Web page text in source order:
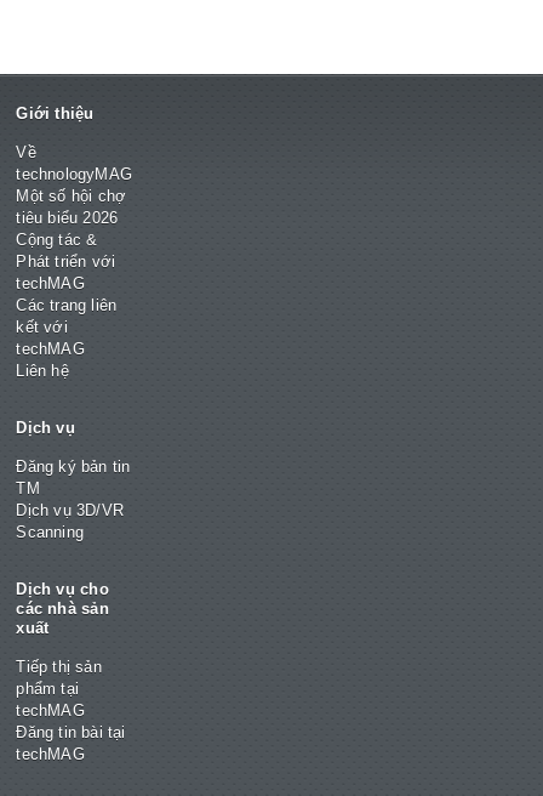
Giới thiệu
Về
technologyMAG
Một số hội chợ
tiêu biểu 2026
Cộng tác &
Phát triển với
techMAG
Các trang liên
kết với
techMAG
Liên hệ
Dịch vụ
Đăng ký bản tin
TM
Dịch vụ 3D/VR
Scanning
Dịch vụ cho
các nhà sản
xuất
Tiếp thị sản
phẩm tại
techMAG
Đăng tin bài tại
techMAG